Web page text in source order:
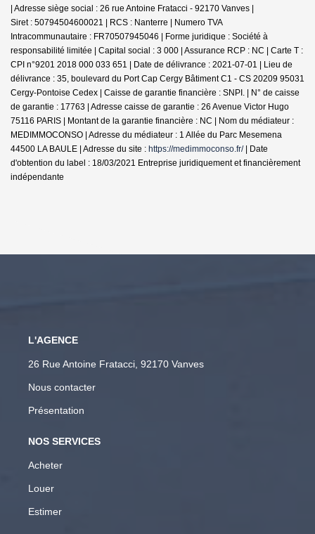
| Adresse siège social : 26 rue Antoine Fratacci - 92170 Vanves |
Siret : 50794504600021 | RCS : Nanterre | Numero TVA
Intracommunautaire : FR70507945046 | Forme juridique : Société à
responsabilité limitée | Capital social : 3 000 | Assurance RCP : NC | Carte T :
CPI n°9201 2018 000 033 651 | Date de délivrance : 2021-07-01 | Lieu de
délivrance : 35, boulevard du Port Cap Cergy Bâtiment C1 - CS 20209 95031
Cergy-Pontoise Cedex | Caisse de garantie financière : SNPI. | N° de caisse
de garantie : 17763 | Adresse caisse de garantie : 26 Avenue Victor Hugo
75116 PARIS | Montant de la garantie financière : NC | Nom du médiateur :
MEDIMMOCONSO | Adresse du médiateur : 1 Allée du Parc Mesemena
44500 LA BAULE | Adresse du site : https://medimmoconso.fr/| Date
d'obtention du label : 18/03/2021 Entreprise juridiquement et financièrement
indépendante
L'AGENCE
26 Rue Antoine Fratacci, 92170 Vanves
Nous contacter
Présentation
NOS SERVICES
Acheter
Louer
Estimer